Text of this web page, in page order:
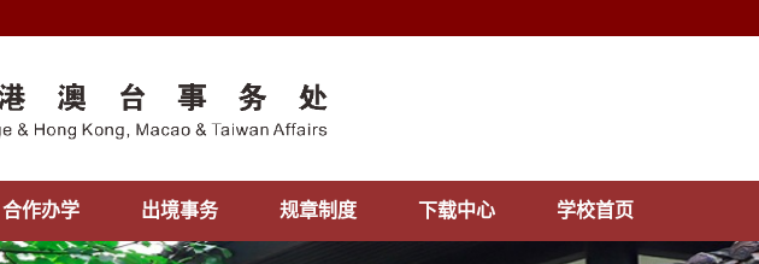
合作办学 出境事务 规章制度 下载中心 学校首页